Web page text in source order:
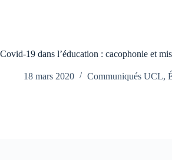
Covid-19 dans l’éducation : cacophonie et
18 mars 2020 Communiqués UCL,